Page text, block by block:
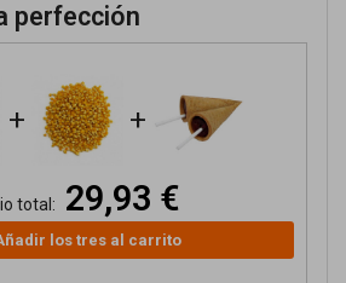
perfección
+ +
total: 29,93 €
los tres al carrito